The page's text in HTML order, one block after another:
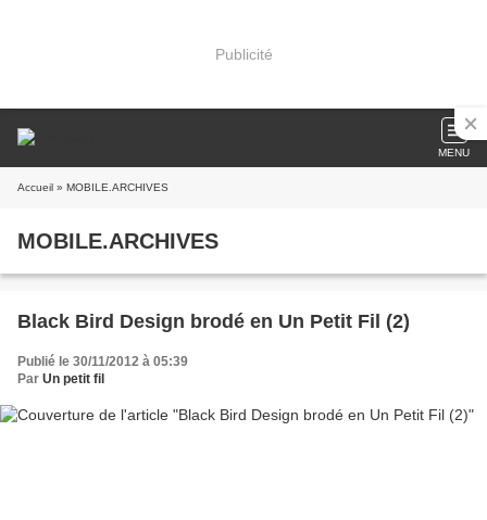
Publicité
MENU
Accueil » MOBILE.ARCHIVES
MOBILE.ARCHIVES
Black Bird Design brodé en Un Petit Fil (2)
Publié le 30/11/2012 à 05:39
Par Un petit fil